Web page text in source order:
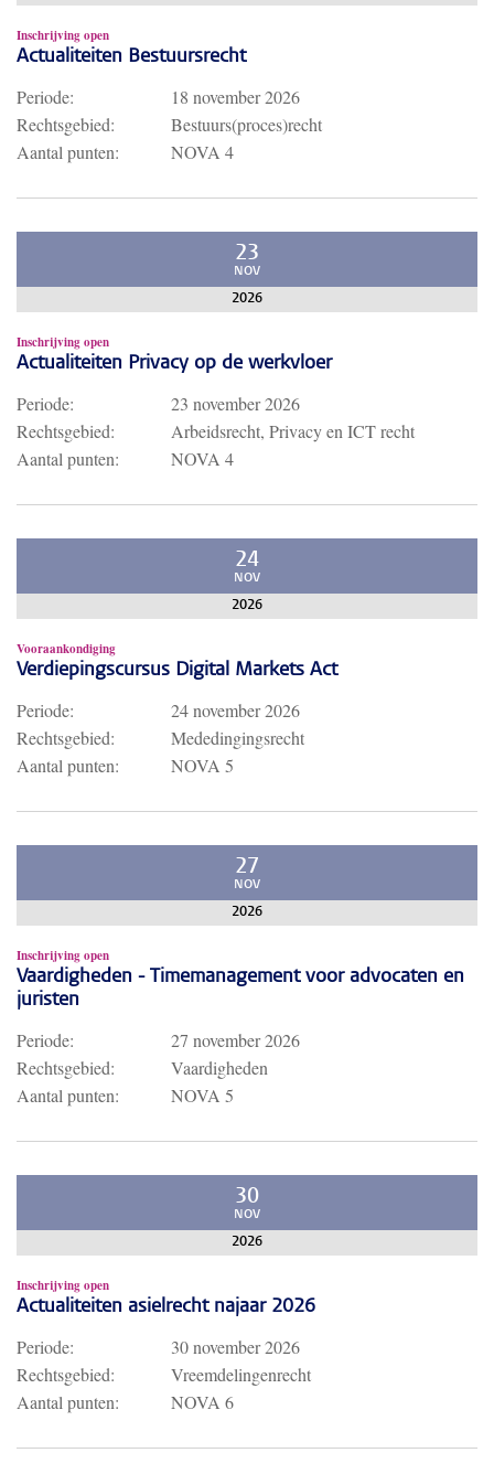
Inschrijving open
Actualiteiten Bestuursrecht
Periode:
18 november 2026
Rechtsgebied:
Bestuurs(proces)recht
Aantal punten:
NOVA 4
23
NOV
2026
Inschrijving open
Actualiteiten Privacy op de werkvloer
Periode:
23 november 2026
Rechtsgebied:
Arbeidsrecht, Privacy en ICT recht
Aantal punten:
NOVA 4
24
NOV
2026
Vooraankondiging
Verdiepingscursus Digital Markets Act
Periode:
24 november 2026
Rechtsgebied:
Mededingingsrecht
Aantal punten:
NOVA 5
27
NOV
2026
Inschrijving open
Vaardigheden - Timemanagement voor advocaten en
juristen
Periode:
27 november 2026
Rechtsgebied:
Vaardigheden
Aantal punten:
NOVA 5
30
NOV
2026
Inschrijving open
Actualiteiten asielrecht najaar 2026
Periode:
30 november 2026
Rechtsgebied:
Vreemdelingenrecht
Aantal punten:
NOVA 6